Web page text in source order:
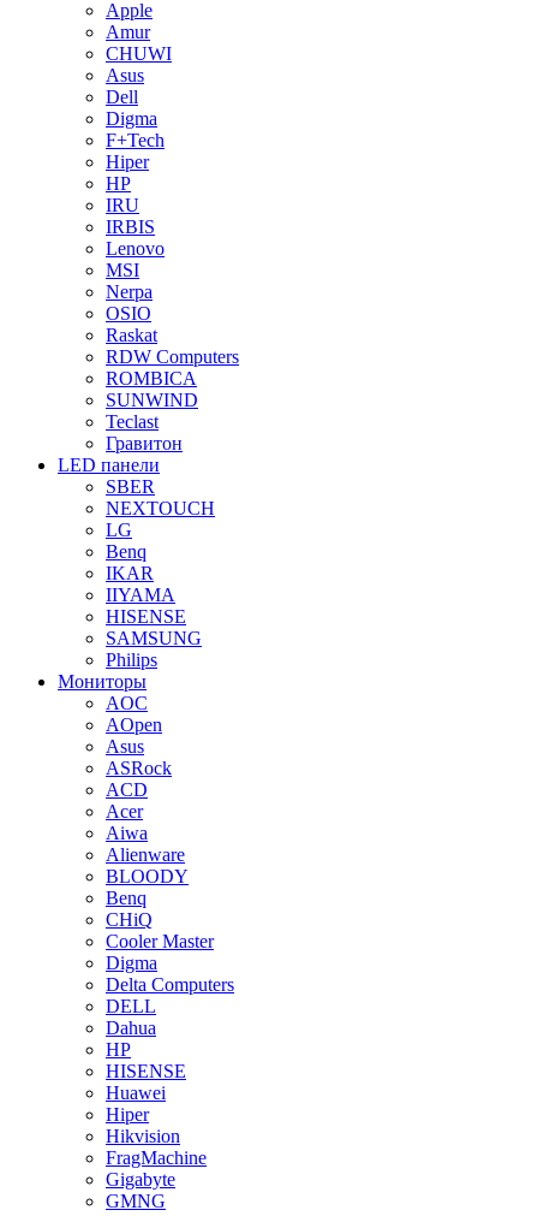
Apple
Amur
CHUWI
Asus
Dell
Digma
F+Tech
Hiper
HP
IRU
IRBIS
Lenovo
MSI
Nerpa
OSIO
Raskat
RDW Computers
ROMBICA
SUNWIND
Teclast
Гравитон
LED панели
SBER
NEXTOUCH
LG
Benq
IKAR
IIYAMA
HISENSE
SAMSUNG
Philips
Мониторы
AOC
AOpen
Asus
ASRock
ACD
Acer
Aiwa
Alienware
BLOODY
Benq
CHiQ
Cooler Master
Digma
Delta Computers
DELL
Dahua
HP
HISENSE
Huawei
Hiper
Hikvision
FragMachine
Gigabyte
GMNG